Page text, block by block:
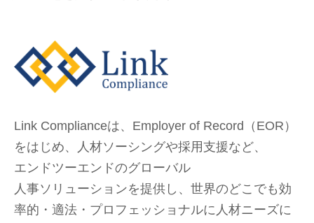
Link Complianceは、Employer of Record（EOR）
をはじめ、
人材ソーシングや採用支援など、
エンドツーエンドのグローバル
人事ソリューションを提供し、 世界のどこでも効
率的・適法・プロフェッショナルに人材ニーズに